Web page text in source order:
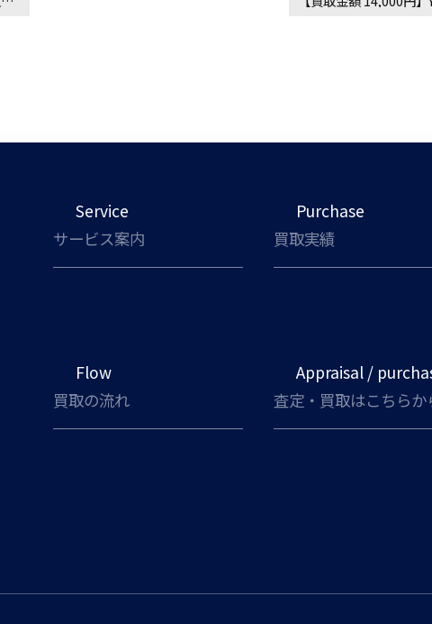
Service
サービス案内
Purchase
買取実績
Flow
買取の流れ
Appraisal /
査定・買取はこちらか